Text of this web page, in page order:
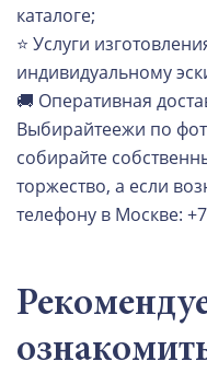
каталоге;
⭐ Услуги
индивидуальному
🚚 Оперативная
Выбирайтеежи по
собирайте
торжество, а если
телефону в Москве: